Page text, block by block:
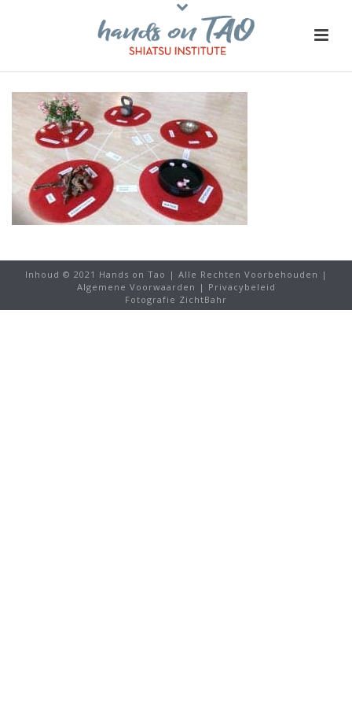
Inhoud © 2021 Hands on Tao | Alle Rechten Voorbehouden |
Algemene Voorwaarden | Privacybeleid
Fotografie ZichtBahr